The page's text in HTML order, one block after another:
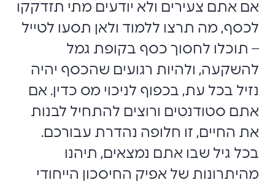
אם אתם צעירים ולא יודעים מתי תזדקקו
לכסף, מה תרצו ללמוד ולאן תסעו לטייל
– תוכלו לחסוך כסף בקופת גמל
להשקעה, ולהיות רגועים שהכסף יהיה
נזיל בכל עת, בכפוף לניכוי מס כדין. אם
אתם סטודנטים ורוצים להתחיל לבנות
את החיים, זו חלופה נהדרת עבורכם.
בכל גיל שבו אתם נמצאים, תיהנו
מהיתרונות של אפיק החיסכון הייחודי